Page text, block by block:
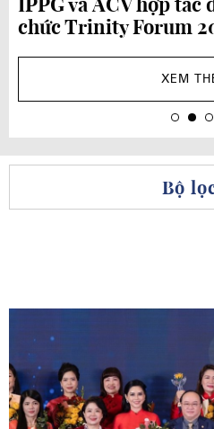
chức Trinity Forum
XEM
Bộ